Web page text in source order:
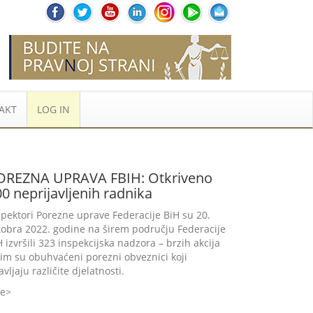
LOG IN
UPRAVA FBIH: Otkriveno
neprijavljenih radnika
Porezne uprave Federacije BiH su 20.
2022. godine na širem području Federacije
izvršili 323 inspekcijska nadzora – brzih akcija
su obuhvaćeni porezni obveznici koji
različite djelatnosti.